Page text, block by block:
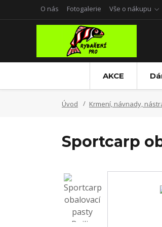
O nás Fotogalerie Vše o nákupu
AKCE
Úvod Krmení, návnady,
Sportcarp